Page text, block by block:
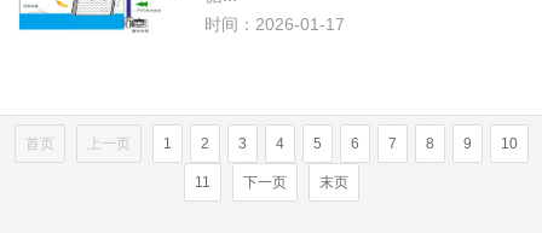
时间：2026-01-17
首页 上一页 1 2 3 4 5 6 7 8 9 10
11 下一页 末页